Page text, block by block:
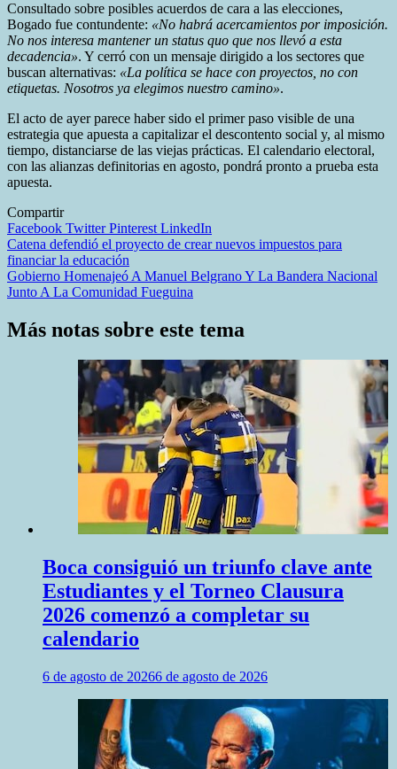
Consultado sobre posibles acuerdos de cara a las elecciones,
Bogado fue contundente: «No habrá acercamientos por imposición.
No nos interesa mantener un status quo que nos llevó a esta
decadencia». Y cerró con un mensaje dirigido a los sectores que
buscan alternativas: «La política se hace con proyectos, no con
etiquetas. Nosotros ya elegimos nuestro camino».
El acto de ayer parece haber sido el primer paso visible de una
estrategia que apuesta a capitalizar el descontento social y, al mismo
tiempo, distanciarse de las viejas prácticas. El calendario electoral,
con las alianzas definitorias en agosto, pondrá pronto a prueba esta
apuesta.
Compartir
Facebook TwitterPinterest LinkedIn
Navegación
de
entradas
Catena defendió el proyecto de crear nuevos impuestos para
financiar la educación
Gobierno Homenajeó A Manuel Belgrano Y La Bandera Nacional
Junto A La Comunidad Fueguina
Más notas sobre este tema
Boca consiguió un triunfo clave ante
Estudiantes y el Torneo Clausura
2026 comenzó a completar su
calendario
6 de agosto de 20266 de agosto de 2026